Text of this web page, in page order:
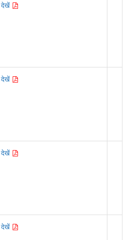
देखें
देखें
देखें
देखें